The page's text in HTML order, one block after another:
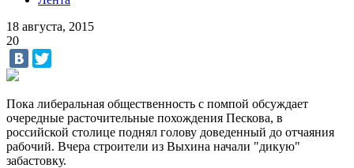
18 августа, 2015
20
Пока либеральная общественность с помпой обсуждает
очередные расточительные похождения Пескова, в
российской столице поднял голову доведенный до отчаяния
рабочий. Вчера строители из Выхина начали "дикую"
забастовку.